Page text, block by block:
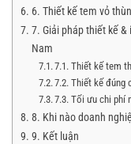
6. Thiết kế tem vỏ
7. Giải pháp thiết kế
Nam
7.1. Thiết kế tem
7.2. Thiết kế đúng
7.3. Tối ưu chi phí
8. Khi nào doanh
9. Kết luận